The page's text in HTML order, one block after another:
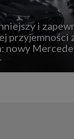
i
przyjemności
nowy